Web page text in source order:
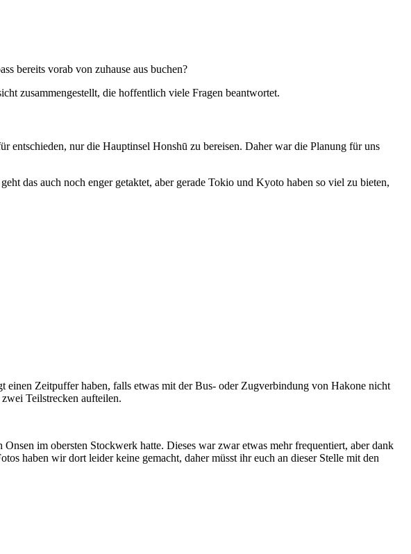
bereits vorab von zuhause aus buchen?
zusammengestellt, die hoffentlich viele Fragen beantwortet.
entschieden, nur die Hauptinsel Honshū zu bereisen. Daher war die Planung für uns
das auch noch enger getaktet, aber gerade Tokio und Kyoto haben so viel zu bieten,
Zeitpuffer haben, falls etwas mit der Bus- oder Zugverbindung von Hakone nicht
Teilstrecken aufteilen.
im obersten Stockwerk hatte. Dieses war zwar etwas mehr frequentiert, aber dank
haben wir dort leider keine gemacht, daher müsst ihr euch an dieser Stelle mit den